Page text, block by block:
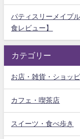
パティスリーメイプ
食レビュー】
カテゴリー
お店・雑貨・ショッ
カフェ・喫茶店
スイーツ・食べ歩き